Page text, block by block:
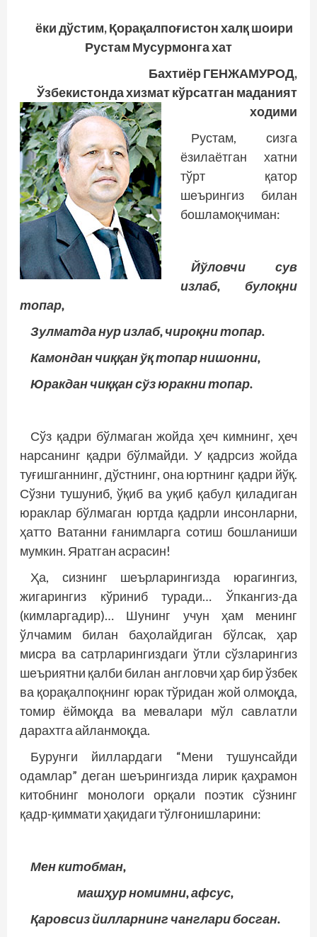
ёки дўстим, Қорақалпоғистон халқ шоири
Рустам Мусурмонга хат
Бахтиёр ГЕНЖАМУРОД,
Ўзбекистонда хизмат кўрсатган маданият
ходими
Рустам, сизга
ёзилаётган хатни
тўрт қатор
шеърингиз билан
бошламоқчиман:
Йўловчи сув
излаб, булоқни
топар,
Зулматда нур излаб, чироқни топар.
Камондан чиққан ўқ топар нишонни,
Юракдан чиққан сўз юракни топар.
Сўз қадри бўлмаган жойда ҳеч кимнинг, ҳеч
нарсанинг қадри бўлмайди. У қадрсиз жойда
туғишганнинг, дўстнинг, она юртнинг қадри йўқ.
Сўзни тушуниб, ўқиб ва уқиб қабул қиладиган
юраклар бўлмаган юртда қадрли инсонларни,
ҳатто Ватанни ғанимларга сотиш бошланиши
мумкин. Яратган асрасин!
Ҳа, сизнинг шеърларингизда юрагингиз,
жигарингиз кўриниб туради… Ўпкангиз-да
(кимларгадир)… Шунинг учун ҳам менинг
ўлчамим билан баҳолайдиган бўлсак, ҳар
мисра ва сатр­ларингиздаги ўтли сўзларингиз
шеъриятни қалби билан англовчи ҳар бир ўзбек
ва қорақалпоқнинг юрак тўридан жой олмоқда,
томир ёймоқда ва мевалари мўл савлатли
дарахтга айланмоқда.
Бурунги йиллардаги “Мени тушунсайди
одамлар” деган шеърингизда лирик қаҳрамон
китобнинг монологи орқали поэтик сўзнинг
қадр-қиммати ҳақидаги тўлғонишларини:
Мен китобман,
машҳур номимни, афсус,
Қаровсиз йилларнинг чанглари босган.